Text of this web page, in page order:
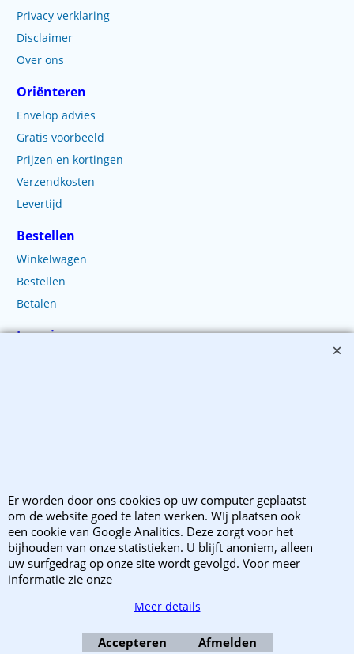
Privacy verklaring
Disclaimer
Over ons
Oriënteren
Envelop advies
Gratis voorbeeld
Prijzen en kortingen
Verzendkosten
Levertijd
Bestellen
Winkelwagen
Bestellen
Betalen
Levering
Copyright 2003-2025 EnvelopShop. Alle rechten voorbehouden. EnvelopShop is
onderdeel van Webb Trade B.V..
Webwinkel gemaakt met ShopFactory webwinkel software.
Er worden door ons cookies op uw computer geplaatst
om de website goed te laten werken. WIj plaatsen ook
een cookie van Google Analitics. Deze zorgt voor het
bijhouden van onze statistieken. U blijft anoniem, alleen
uw surfgedrag op onze site wordt gevolgd. Voor meer
informatie zie onze
Meer details
Accepteren Afmelden